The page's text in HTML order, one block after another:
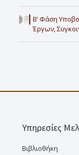
Β’ Φάση
Έργων,
Υπηρεσίες
Βιβλιοθήκη